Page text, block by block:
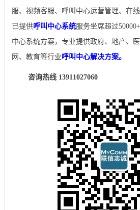
服、视频客服、呼叫中心运营管理、在
已提供呼叫中心系统服务坐席超过
中心系统方案，专业提供政府、地产、
网、教育等行业呼叫中心解决方案。
咨询热线 13911027060